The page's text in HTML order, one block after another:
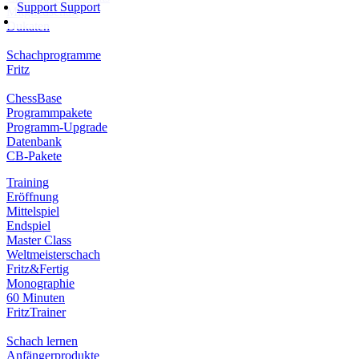
Support Support
Mitgliedschaft
Dukaten
Schachprogramme
Fritz
ChessBase
Programmpakete
Programm-Upgrade
Datenbank
CB-Pakete
Training
Eröffnung
Mittelspiel
Endspiel
Master Class
Weltmeisterschach
Fritz&Fertig
Monographie
60 Minuten
FritzTrainer
Schach lernen
Anfängerprodukte